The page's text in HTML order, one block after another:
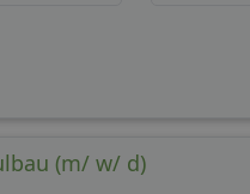
(m/ w/ d)